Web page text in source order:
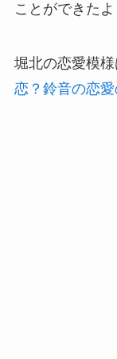
ことができたよ
堀北の恋愛模様
恋？鈴音の恋